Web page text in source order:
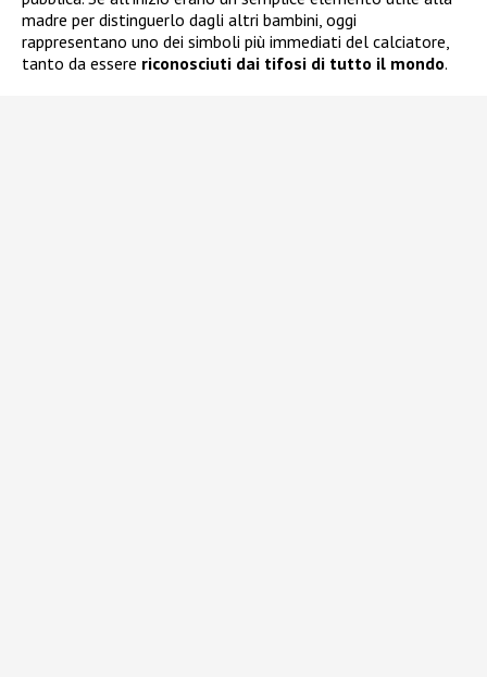
madre per distinguerlo dagli altri bambini, oggi
rappresentano uno dei simboli più immediati del calciatore,
tanto da essere riconosciuti dai tifosi di tutto il mondo.